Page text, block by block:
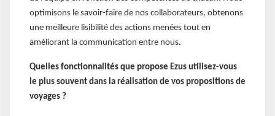
optimisons le savoir-faire de nos collaborateurs, obtenons
une meilleure lisibilité des actions menées tout en
améliorant la communication entre nous.
Quelles fonctionnalités que propose Ezus utilisez-vous
le plus souvent dans la réalisation de vos propositions de
voyages ?